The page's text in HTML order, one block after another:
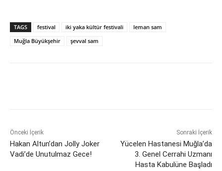
TAGS festival iki yaka kültür festivali
leman sam
Muğla Büyükşehir
şevval sam
Önceki İçerik
Hakan Altun’dan Jolly Joker
Vadi’de Unutulmaz Gece!
Sonraki İçerik
Yücelen Hastanesi Muğla’da
3. Genel Cerrahi Uzmanı
Hasta Kabulüne Başladı